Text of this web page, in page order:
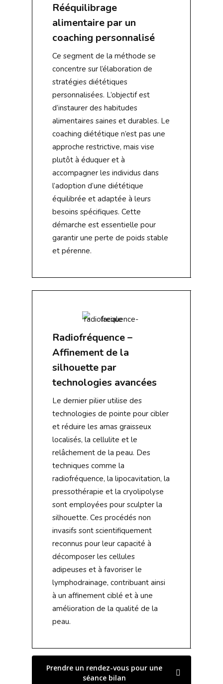
Rééquilibrage
alimentaire par un
coaching personnalisé
Ce segment de la méthode se
concentre sur l’élaboration de
stratégies diététiques
personnalisées. L’objectif est
d’instaurer des habitudes
alimentaires saines et durables. Le
coaching diététique n’est pas une
approche restrictive, mais vise
plutôt à éduquer et à
accompagner les individus dans
l’adoption d’une diététique
équilibrée et adaptée à leurs
besoins spécifiques. Cette
démarche est essentielle pour
garantir une perte de poids stable
et pérenne.
Radiofréquence –
Affinement de la
silhouette par
technologies avancées
Le dernier pilier utilise des
technologies de pointe pour cibler
et réduire les amas graisseux
localisés, la cellulite et le
relâchement de la peau. Des
techniques comme la
radiofréquence, la lipocavitation, la
pressothérapie et la cryolipolyse
sont employées pour sculpter la
silhouette. Ces procédés non
invasifs sont scientifiquement
reconnus pour leur capacité à
décomposer les cellules
adipeuses et à favoriser le
lymphodrainage, contribuant ainsi
à un affinement ciblé et à une
amélioration de la qualité de la
peau.
Prendre un rendez-vous pour une
séance bilan